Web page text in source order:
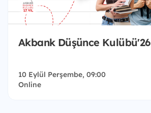
Akbank Düşünce Kulübü'26
10 Eylül Perşembe, 09:00
Online